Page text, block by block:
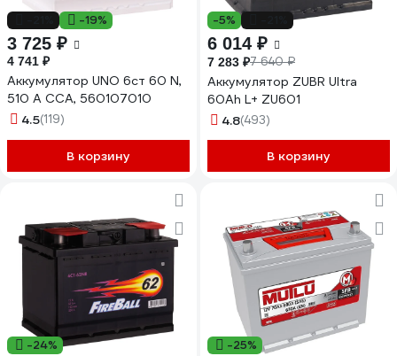
-19%
3 725 ₽
4 741 ₽
Аккумулятор UNO 6ст 60 N,
510 А CCA, 560107010
4.5(119)
В корзину
-5%
6 014 ₽
7 283 ₽7 640 ₽
Аккумулятор ZUBR Ultra
60Ah L+ ZU601
4.8(493)
В корзину
-24% -25%